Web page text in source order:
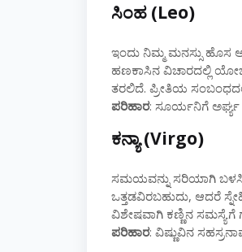
ಸಿಂಹ (Leo)
ಇಂದು ನಿಮ್ಮ ಮನಸ್ಸು ಹೊಸ
ಹಣಕಾಸಿನ ವಿಚಾರದಲ್ಲಿ
ತರಲಿದೆ. ಪ್ರೀತಿಯ
ಪರಿಹಾರ: ಸೂರ್ಯನಿಗೆ
ಕನ್ಯಾ (Virgo)
ಸಮಯವನ್ನು ಸರಿಯಾಗಿ
ಒತ್ತಡವಿರಬಹುದು, ಆದರೆ
ವಿಶೇಷವಾಗಿ ಕಣ್ಣಿನ ಸಮಸ್ಯೆಗೆ
ಪರಿಹಾರ: ವಿಷ್ಣುವಿನ